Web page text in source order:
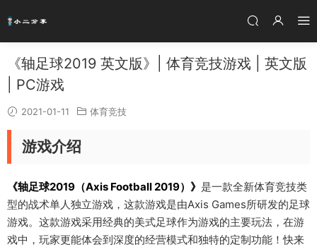
《轴足球2019 英文版》| 体育竞技游戏 | 英文版
| PC游戏
2021-01-11 体育竞技
游戏介绍
《轴足球2019（Axis Football 2019）》 是一款全新体育竞技类
型的战术单人独立游戏，这款游戏是由Axis Games所研发的足球
游戏。这款游戏采用经典的美式足球作为游戏的主要玩法，在游
戏中，玩家更能体会到深度的经营模式和独特的定制功能！快来